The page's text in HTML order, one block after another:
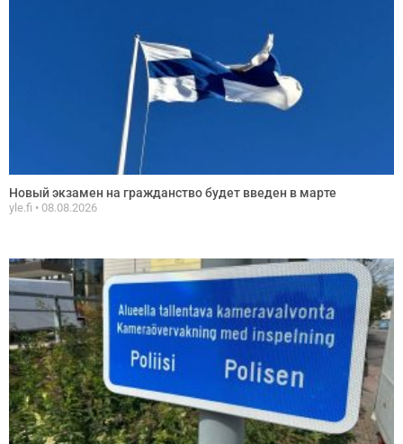
Новый экзамен на гражданство будет введен в марте
yle.fi 08.08.2026